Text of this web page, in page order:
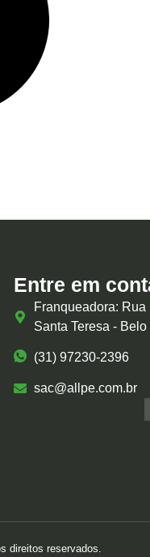
Entre em
Franqueadora:
Santa Teresa -
(31) 97230-2396
sac@allpe.com.br
direitos reservados.